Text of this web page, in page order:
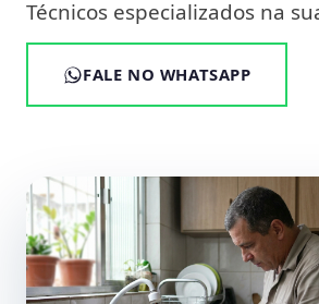
Técnicos especializados na
FALE NO WHATSAPP